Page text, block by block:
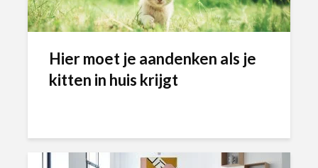
Hier moet je aandenken als je
kitten in huis krijgt